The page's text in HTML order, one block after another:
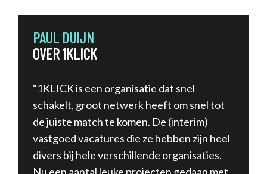
PAUL DUIJN
OVER 1KLICK
“1KLICK is een organisatie dat snel
schakelt, groot netwerk heeft om snel tot
de juiste match te komen. De (interim)
vastgoed vacatures die ze hebben zijn heel
divers bij hele verschillende organisaties.